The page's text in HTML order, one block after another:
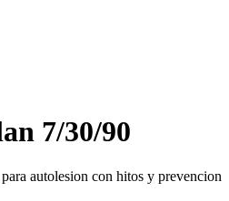
7/30/90
autolesion con hitos y prevencion